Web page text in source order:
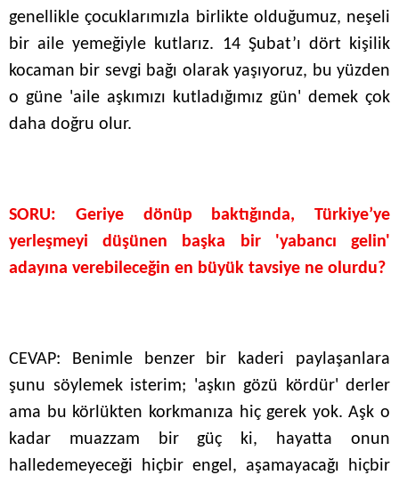
genellikle çocuklarımızla birlikte olduğumuz, neşeli
bir aile yemeğiyle kutlarız. 14 Şubat’ı dört kişilik
kocaman bir sevgi bağı olarak yaşıyoruz, bu yüzden
o güne 'aile aşkımızı kutladığımız gün' demek çok
daha doğru olur.
SORU: Geriye dönüp baktığında, Türkiye’ye
yerleşmeyi düşünen başka bir 'yabancı gelin'
adayına verebileceğin en büyük tavsiye ne olurdu?
CEVAP: Benimle benzer bir kaderi paylaşanlara
şunu söylemek isterim; 'aşkın gözü kördür' derler
ama bu körlükten korkmanıza hiç gerek yok. Aşk o
kadar muazzam bir güç ki, hayatta onun
halledemeyeceği hiçbir engel, aşamayacağı hiçbir